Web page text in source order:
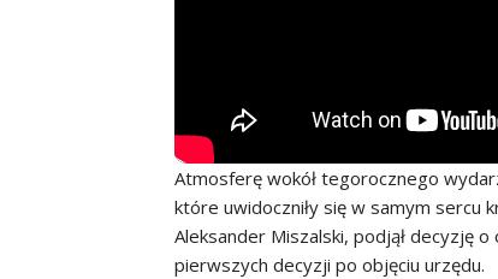
Atmosferę wokół tegorocznego
które uwidoczniły się w samym sercu
Aleksander Miszalski, podjął decyzję
pierwszych decyzji po objęciu urzędu.